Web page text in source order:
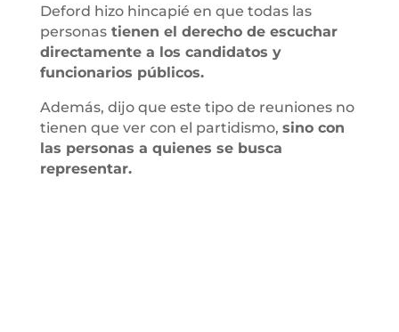
Deford hizo hincapié en que todas las
personastienen el derecho de escuchar
directamente a los candidatos y
funcionarios públicos.
Además, dijo que este tipo de reuniones no
tienen que ver con el partidismo, sino con
las personas a quienes se busca
representar.